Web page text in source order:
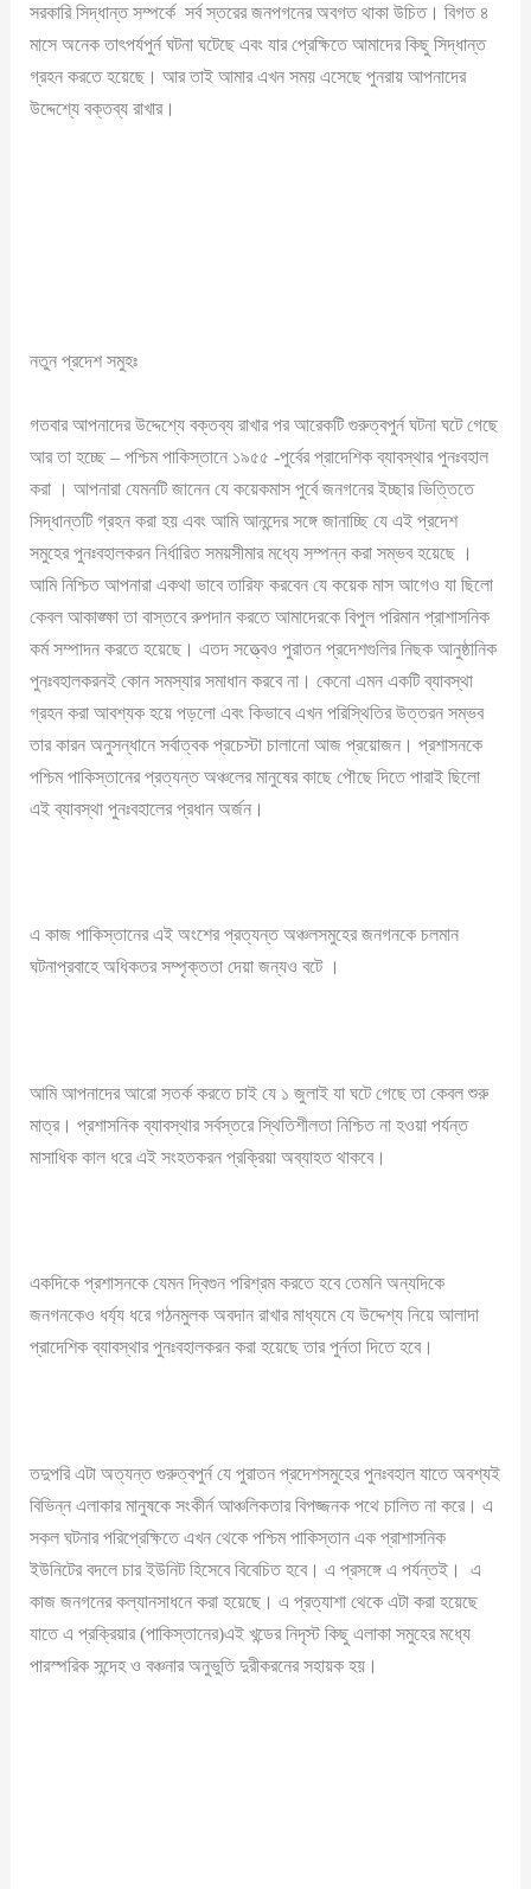
সরকারি সিদ্ধান্ত সম্পর্কে সর্ব স্তরের জনপগনের অবগত থাকা উচিত। বিগত ৪
মাসে অনেক তাৎপর্যপুর্ন ঘটনা ঘটেছে এবং যার প্রেক্ষিতে আমাদের কিছু সিদ্ধান্ত
গ্রহন করতে হয়েছে। আর তাই আমার এখন সময় এসেছে পুনরায় আপনাদের
উদ্দেশ্যে বক্তব্য রাখার।
নতুন প্রদেশ সমুহঃ
গতবার আপনাদের উদ্দেশ্যে বক্তব্য রাখার পর আরেকটি গুরুত্বপুর্ন ঘটনা ঘটে গেছে
আর তা হচ্ছে – পশ্চিম পাকিস্তানে ১৯৫৫ -পুর্বের প্রাদেশিক ব্যাবস্থার পুনঃবহাল
করা । আপনারা যেমনটি জানেন যে কয়েকমাস পুর্বে জনগনের ইচ্ছার ভিত্তিতে
সিদ্ধান্তটি গ্রহন করা হয় এবং আমি আনন্দের সঙ্গে জানাচ্ছি যে এই প্রদেশ
সমুহের পুনঃবহালকরন নির্ধারিত সময়সীমার মধ্যে সম্পন্ন করা সম্ভব হয়েছে ।
আমি নিশ্চিত আপনারা একথা ভাবে তারিফ করবেন যে কয়েক মাস আগেও যা ছিলো
কেবল আকাঙ্ক্ষা তা বাস্তবে রুপদান করতে আমাদেরকে বিপুল পরিমান প্রাশাসনিক
কর্ম সম্পাদন করতে হয়েছে। এতদ সত্ত্বেও পুরাতন প্রদেশগুলির নিছক আনুষ্ঠানিক
পুনঃবহালকরনই কোন সমস্যার সমাধান করবে না। কেনো এমন একটি ব্যাবস্থা
গ্রহন করা আবশ্যক হয়ে পড়লো এবং কিভাবে এখন পরিস্থিতির উত্তরন সম্ভব
তার কারন অনুসন্ধানে সর্বাত্বক প্রচেস্টা চালানো আজ প্রয়োজন। প্রশাসনকে
পশ্চিম পাকিস্তানের প্রত্যন্ত অঞ্চলের মানুষের কাছে পৌছে দিতে পারাই ছিলো
এই ব্যাবস্থা পুনঃবহালের প্রধান অর্জন।
এ কাজ পাকিস্তানের এই অংশের প্রত্যন্ত অঞ্চলসমুহের জনগনকে চলমান
ঘটনাপ্রবাহে অধিকতর সম্পৃক্ততা দেয়া জন্যও বটে ।
আমি আপনাদের আরো সতর্ক করতে চাই যে ১ জুলাই যা ঘটে গেছে তা কেবল শুরু
মাত্র। প্রশাসনিক ব্যাবস্থার সর্বস্তরে স্থিতিশীলতা নিশ্চিত না হওয়া পর্যন্ত
মাসাধিক কাল ধরে এই সংহতকরন প্রক্রিয়া অব্যাহত থাকবে।
একদিকে প্রশাসনকে যেমন দ্বিগুন পরিশ্রম করতে হবে তেমনি অন্যদিকে
জনগনকেও ধর্য্য ধরে গঠনমুলক অবদান রাখার মাধ্যমে যে উদ্দেশ্য নিয়ে আলাদা
প্রাদেশিক ব্যাবস্থার পুনঃবহালকরন করা হয়েছে তার পুর্নতা দিতে হবে।
তদুপরি এটা অত্যন্ত গুরুত্বপুর্ন যে পুরাতন প্রদেশসমুহের পুনঃবহাল যাতে অবশ্যই
বিভিন্ন এলাকার মানুষকে সংকীর্ন আঞ্চলিকতার বিপজ্জনক পথে চালিত না করে। এ
সকল ঘটনার পরিপ্রেক্ষিতে এখন থেকে পশ্চিম পাকিস্তান এক প্রাশাসনিক
ইউনিটের বদলে চার ইউনিট হিসেবে বিবেচিত হবে। এ প্রসঙ্গে এ পর্যন্তই। এ
কাজ জনগনের কল্যানসাধনে করা হয়েছে। এ প্রত্যাশা থেকে এটা করা হয়েছে
যাতে এ প্রক্রিয়ার (পাকিস্তানের)এই খন্ডের নিদৃস্ট কিছু এলাকা সমুহের মধ্যে
পারস্পরিক সন্দেহ ও বঞ্চনার অনুভুতি দুরীকরনের সহায়ক হয়।